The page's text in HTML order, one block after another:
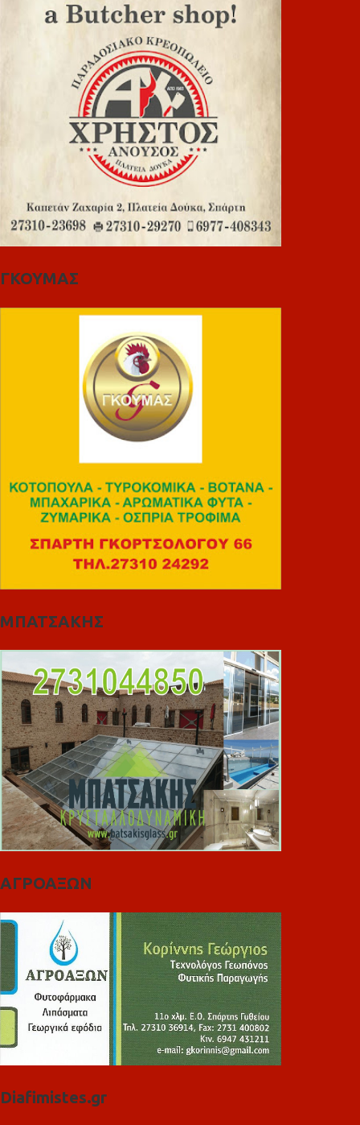
ΓΚΟΥΜΑΣ
ΜΠΑΤΣΑΚΗΣ
ΑΓΡΟΑΞΩΝ
Diafimistes.gr